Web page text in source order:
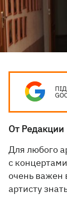
От Редакции
Для любого
с
очень важен
артисту